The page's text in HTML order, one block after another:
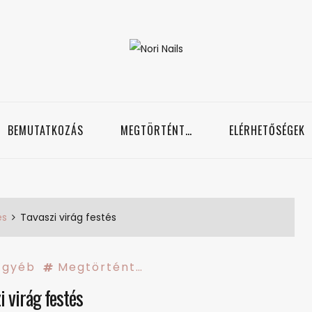
BEMUTATKOZÁS MEGTÖRTÉNT… ELÉRHETŐSÉGEK
Tavaszi virág festés
Megtörtént…
virág festés